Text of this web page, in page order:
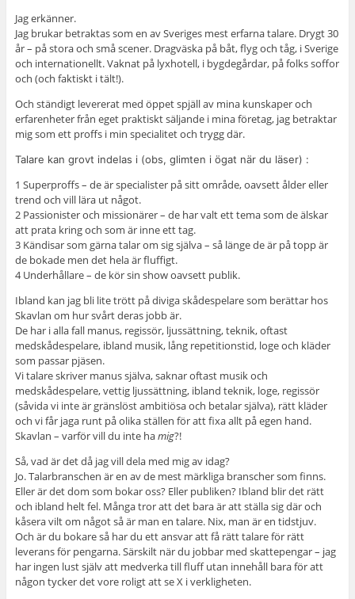
Jag erkänner.
Jag brukar betraktas som en av Sveriges mest erfarna talare. Drygt 30
år – på stora och små scener. Dragväska på båt, flyg och tåg, i Sverige
och internationellt. Vaknat på lyxhotell, i bygdegårdar, på folks soffor
och (och faktiskt i tält!).
Och ständigt levererat med öppet spjäll av mina kunskaper och
erfarenheter från eget praktiskt säljande i mina företag, jag betraktar
mig som ett proffs i min specialitet och trygg där.
Talare kan grovt indelas i (obs, glimten i ögat när du läser) :
1 Superproffs – de är specialister på sitt område, oavsett ålder eller
trend och vill lära ut något.
2 Passionister och missionärer – de har valt ett tema som de älskar
att prata kring och som är inne ett tag.
3 Kändisar som gärna talar om sig själva – så länge de är på topp är
de bokade men det hela är fluffigt.
4 Underhållare – de kör sin show oavsett publik.
Ibland kan jag bli lite trött på diviga skådespelare som berättar hos
Skavlan om hur svårt deras jobb är.
De har i alla fall manus, regissör, ljussättning, teknik, oftast
medskådespelare, ibland musik, lång repetitionstid, loge och kläder
som passar pjäsen.
Vi talare skriver manus själva, saknar oftast musik och
medskådespelare, vettig ljussättning, ibland teknik, loge, regissör
(såvida vi inte är gränslöst ambitiösa och betalar själva), rätt kläder
och vi får jaga runt på olika ställen för att fixa allt på egen hand.
Skavlan – varför vill du inte hamig?!
Så, vad är det då jag vill dela med mig av idag?
Jo. Talarbranschen är en av de mest märkliga branscher som finns.
Eller är det dom som bokar oss? Eller publiken? Ibland blir det rätt
och ibland helt fel. Många tror att det bara är att ställa sig där och
kåsera vilt om något så är man en talare. Nix, man är en tidstjuv.
Och är du bokare så har du ett ansvar att få rätt talare för rätt
leverans för pengarna. Särskilt när du jobbar med skattepengar – jag
har ingen lust själv att medverka till fluff utan innehåll bara för att
någon tycker det vore roligt att se X i verkligheten.